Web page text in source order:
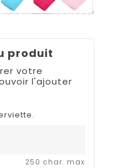
produit
votre
l'ajouter
250 char. max